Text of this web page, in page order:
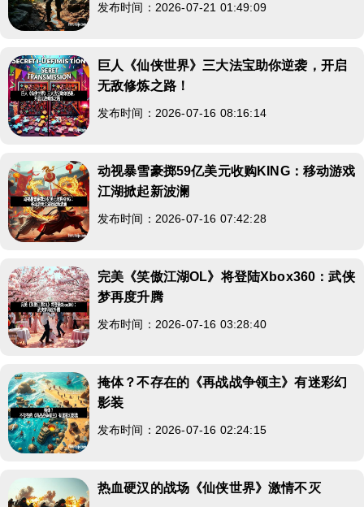
发布时间：2026-07-21 01:49:09
巨人《仙侠世界》三大法宝助你逆袭，开启
无敌修炼之路！
发布时间：2026-07-16 08:16:14
动视暴雪豪掷59亿美元收购KING：移动游戏
江湖掀起新波澜
发布时间：2026-07-16 07:42:28
完美《笑傲江湖OL》将登陆Xbox360：武侠
梦再度升腾
发布时间：2026-07-16 03:28:40
掩体？不存在的《再战战争领主》有迷彩幻
影装
发布时间：2026-07-16 02:24:15
热血硬汉的战场《仙侠世界》激情不灭